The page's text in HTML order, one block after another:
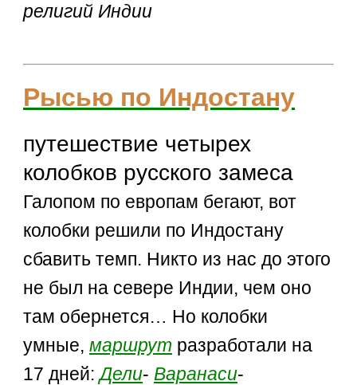
религий Индии
Рысью по Индостану
путешествие четырех
колобков русского замеса
Галопом по европам бегают, вот
колобки решили по Индостану
сбавить темп. Никто из нас до этого
не был на севере Индии, чем оно
там обернется… Но колобки
умные,маршрут разработали на
17 дней:Дели- Варанаси-